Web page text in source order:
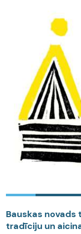
Bauskas novads
tradīciju un